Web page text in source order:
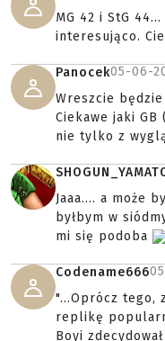
MG 42 i StG
interesująco.
Panocek05-06-
Wreszcie
Ciekawe jaki
nie tylko z
Jaaa.... a może
byłbym w
mi się podoba
Codename666
"...Oprócz tego,
replikę
Boyi